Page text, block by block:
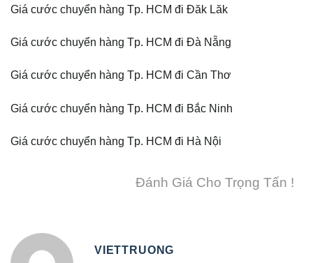
Giá cước chuyển hàng Tp. HCM đi Đăk Lăk
Giá cước chuyển hàng Tp. HCM đi Đà Nẵng
Giá cước chuyển hàng Tp. HCM đi Cần Thơ
Giá cước chuyển hàng Tp. HCM đi Bắc Ninh
Giá cước chuyển hàng Tp. HCM đi Hà Nội
Đánh Giá Cho Trọng Tấn !
VIETTRUONG